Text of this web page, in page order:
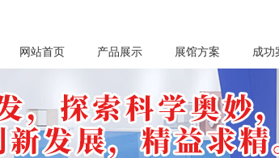
网站首页 产品展示 展馆方案 成功